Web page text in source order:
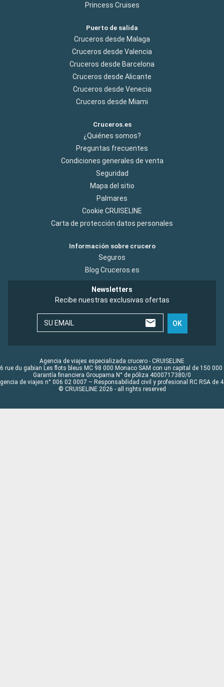
Princess Cruises
Puerto de salida
Cruceros desde Malaga
Cruceros desde Valencia
Cruceros desde Barcelona
Cruceros desde Alicante
Cruceros desde Venecia
Cruceros desde Miami
Cruceros.es
¿Quiénes somos?
Preguntas frecuentes
Condiciones generales de venta
Seguridad
Mapa del sitio
Palmares
Cookie CRUISELINE
Carta de protección datos personales
Información sobre crucero
Seguros
Blog Cruceros.es
Newsletters
Recibe nuestras exclusivas ofertas
SU EMAIL OK
Agencia de viajes especializada crucero - CRUISELINE
rue du gabian Les flots bleus MC 98 000 Monaco SAM con un capital de 150 000
Garantía financiera Groupama N° de póliza 4000717380/0
de viajes n° 006 02 0007 – Responsabilidad civil y profesional RC RSA de
© CRUISELINE 2026 - all rights reserved